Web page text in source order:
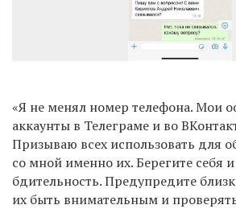
«Я не менял номер телефона. Мои
аккаунты в Телеграме и во
Призываю всех использовать для
со мной именно их. Берегите себя
бдительность. Предупредите
их быть внимательным и